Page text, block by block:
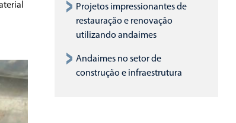
Projetos impressionantes de
restauração e renovação
utilizando andaimes
Andaimes no setor de
construção e infraestrutura